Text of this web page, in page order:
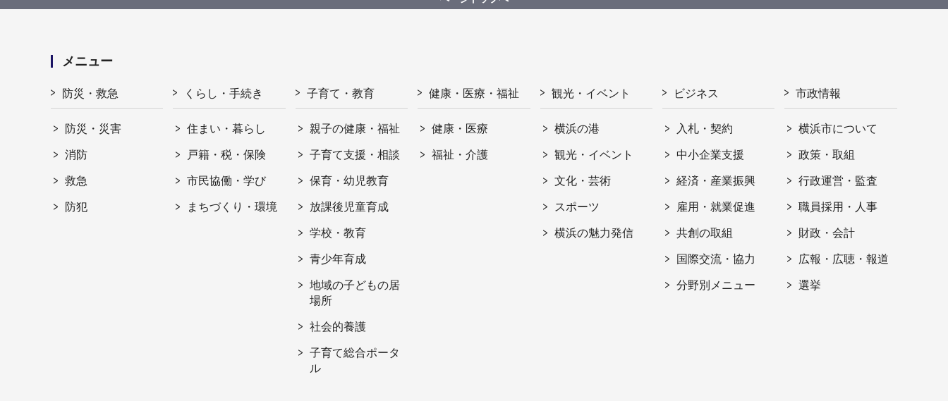
メニュー
防災・救急
防災・災害
消防
救急
防犯
くらし・手続き
住まい・暮らし
戸籍・税・保険
市民協働・学び
まちづくり・環境
子育て・教育
親子の健康・福祉
子育て支援・相談
保育・幼児教育
放課後児童育成
学校・教育
青少年育成
地域の子どもの居
場所
社会的養護
子育て総合ポータ
ル
健康・医療・福祉
健康・医療
福祉・介護
観光・イベント
横浜の港
観光・イベント
文化・芸術
スポーツ
横浜の魅力発信
ビジネス
入札・契約
中小企業支援
経済・産業振興
雇用・就業促進
共創の取組
国際交流・協力
分野別メニュー
市政情報
横浜市について
政策・取組
行政運営・監査
職員採用・人事
財政・会計
広報・広聴・報道
選挙